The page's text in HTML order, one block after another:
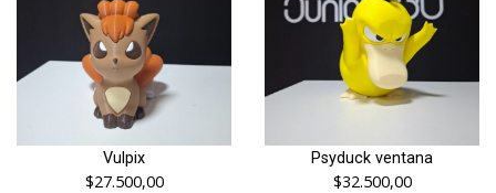
Vulpix
$27.500,00
Psyduck ventana
$32.500,00